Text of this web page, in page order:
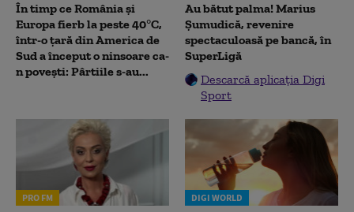
În timp ce România și
Europa fierb la peste 40°C,
într-o țară din America de
Sud a început o ninsoare ca-
n povești: Pârtiile s-au...
Au bătut palma! Marius
Șumudică, revenire
spectaculoasă pe bancă, în
SuperLigă
Descarcă aplicația Digi
Sport
PRO FM DIGI WORLD